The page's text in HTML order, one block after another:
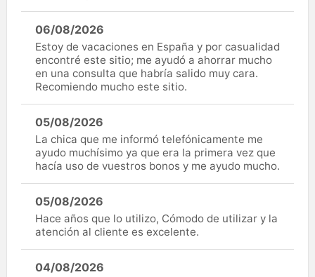
06/08/2026
Estoy de vacaciones en España y por casualidad
encontré este sitio; me ayudó a ahorrar mucho
en una consulta que habría salido muy cara.
Recomiendo mucho este sitio.
05/08/2026
La chica que me informó telefónicamente me
ayudo muchísimo ya que era la primera vez que
hacía uso de vuestros bonos y me ayudo mucho.
05/08/2026
Hace años que lo utilizo, Cómodo de utilizar y la
atención al cliente es excelente.
04/08/2026